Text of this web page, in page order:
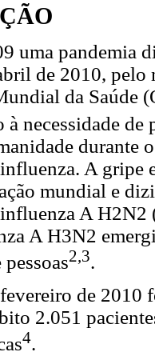
uma pandemia
de 2010,
da Saúde
à necessidade
durante
A
mundial e
A
A H3N2
2,3.
de 2010
2.051
4.